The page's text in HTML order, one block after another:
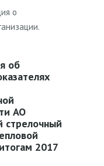
о
АО
стрелочный
2017